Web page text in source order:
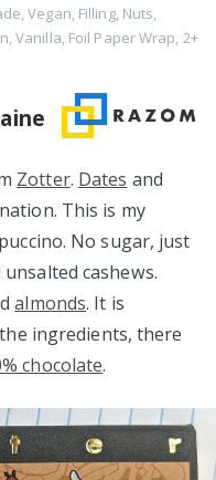
,Vegan, Filling, Nuts,
,Vanilla, Foil Paper Wrap, 2+
Zotter. Dates and
This is my
No sugar, just
cashews.
almonds. It is
ingredients, there
chocolate.